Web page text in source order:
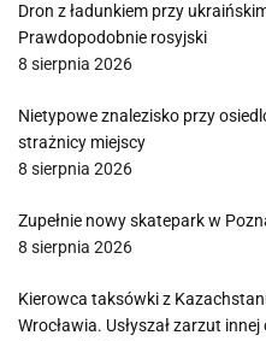
Dron z ładunkiem przy
Prawdopodobnie rosyjski
8 sierpnia 2026
Nietypowe znalezisko przy
strażnicy miejscy
8 sierpnia 2026
Zupełnie nowy skatepark w
8 sierpnia 2026
Kierowca taksówki z
Wrocławia. Usłyszał zarzut